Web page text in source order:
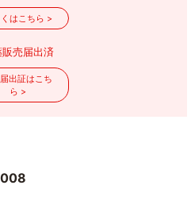
はこちら >
販売届出済
出証はこち
ら >